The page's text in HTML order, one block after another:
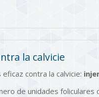
la calvicie
contra la calvicie:
de unidades